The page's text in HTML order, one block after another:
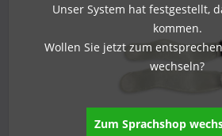
Unser System hat festgestellt,
kommen.
Wollen Sie jetzt zum
wechseln?
Zum Sprachshop